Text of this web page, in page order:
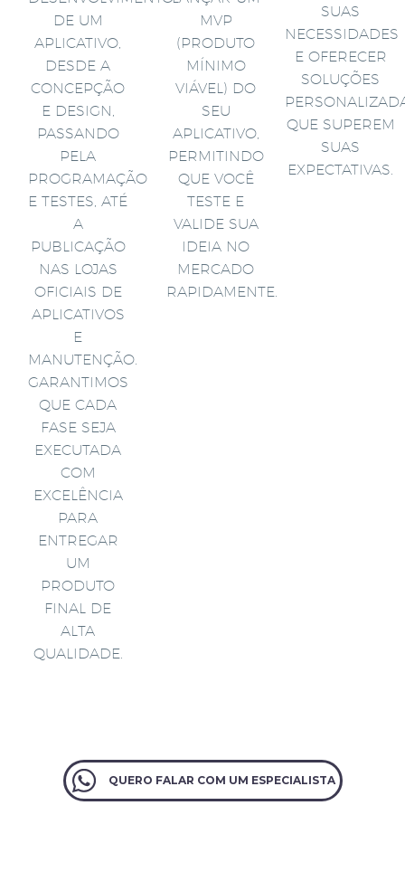
DE UM
APLICATIVO,
DESDE A
CONCEPÇÃO
E DESIGN,
PASSANDO
PELA
PROGRAMAÇÃO
E TESTES, ATÉ
A
PUBLICAÇÃO
NAS LOJAS
OFICIAIS DE
APLICATIVOS
E
MANUTENÇÃO.
GARANTIMOS
QUE CADA
FASE SEJA
EXECUTADA
COM
EXCELÊNCIA
PARA
ENTREGAR
UM
PRODUTO
FINAL DE
ALTA
QUALIDADE.
MVP
(PRODUTO
MÍNIMO
VIÁVEL) DO
SEU
APLICATIVO,
PERMITINDO
QUE VOCÊ
TESTE E
VALIDE SUA
IDEIA NO
MERCADO
RAPIDAMENTE.
SUAS
NECESSIDADES
E OFERECER
SOLUÇÕES
QUE SUPEREM
SUAS
EXPECTATIVAS.
QUERO FALAR COM UM ESPECIALISTA